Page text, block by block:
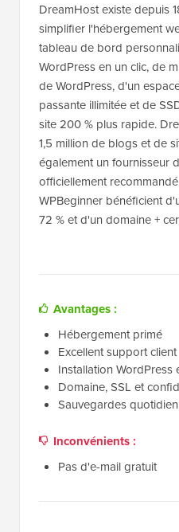
DreamHost existe depuis
simplifier l'hébergement
tableau de bord
WordPress en un clic, de
de WordPress, d'un
passante illimitée et de
site 200 % plus rapide.
1,5 million de blogs et de
également un fournisseur
officiellement
WPBeginner bénéficient
72 % et d'un domaine +
Avantages :
Hébergement primé
Excellent support client
Installation WordPress
Domaine, SSL et
Sauvegardes
Inconvénients :
Pas d'e-mail gratuit